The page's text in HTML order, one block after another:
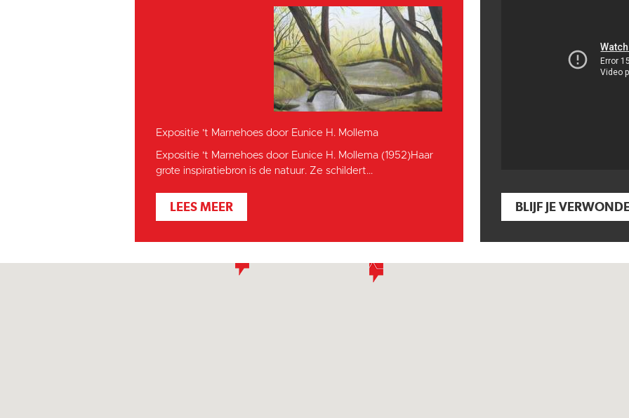
Expositie 't Marnehoes door Eunice H. Mollema
Expositie 't Marnehoes door Eunice H. Mollema (1952)Haar
grote inspiratiebron is de natuur. Ze schildert...
LEES MEER BLIJF JE